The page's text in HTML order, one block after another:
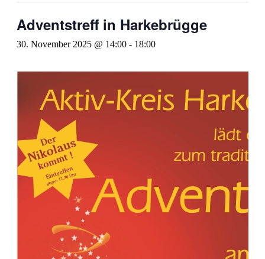
Adventstreff in Harkebrügge
30. November 2025 @ 14:00 - 18:00